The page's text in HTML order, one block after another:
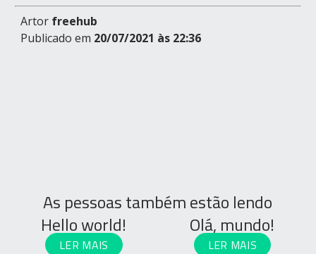
Artor freehub
Publicado em 20/07/2021 às 22:36
As pessoas também estão lendo
Hello world!
LER MAIS
Olá, mundo!
LER MAIS